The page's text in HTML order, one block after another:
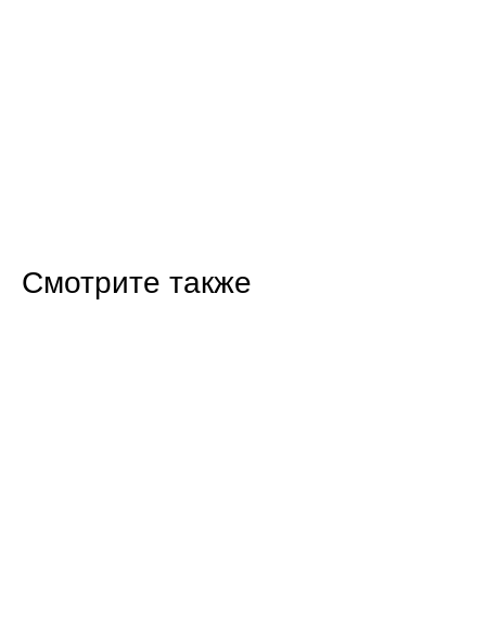
Смотрите также